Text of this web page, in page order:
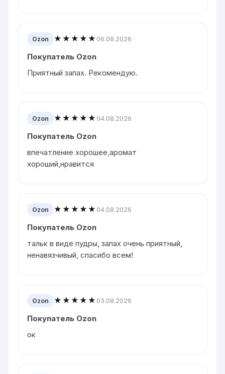
Ozon ★★★★★ 06.08.2026
Покупатель Ozon
Приятный запах. Рекомендую.
Ozon ★★★★★ 04.08.2026
Покупатель Ozon
впечатление хорошее,аромат
хороший,нравится
Ozon ★★★★★ 04.08.2026
Покупатель Ozon
тальк в виде пудры, запах очень приятный,
ненавязчивый, спасибо всем!
Ozon ★★★★★ 03.08.2026
Покупатель Ozon
ок